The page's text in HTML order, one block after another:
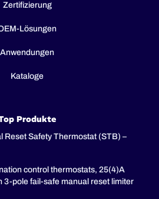
Zertifizierung
Lösungen
Anwendungen
Kataloge
Produkte
Reset Safety Thermostat (STB) –
control thermostats, 25(4)A
3-pole fail-safe manual reset limiter